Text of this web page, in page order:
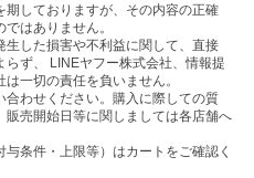
しておりますが、その内容の正確
はありません。
した損害や不利益に関して、直接
ず、 LINEヤフー株式会社、情報提
一切の責任を負いません。
わせください。購入に際しての質
売開始日等に関しましては各店舗へ
条件・上限等）はカートをご確認く